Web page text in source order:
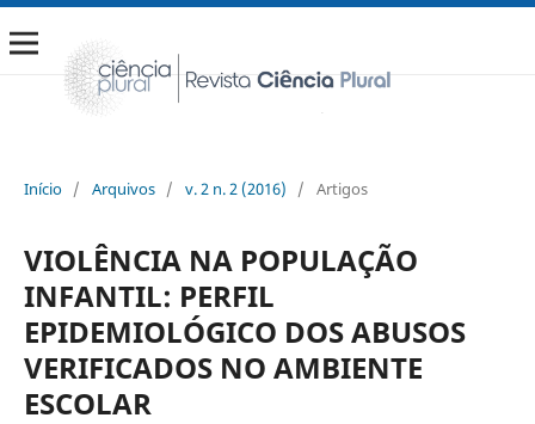
Início / Arquivos / v. 2 n. 2 (2016) / Artigos
VIOLÊNCIA NA POPULAÇÃO
INFANTIL: PERFIL
EPIDEMIOLÓGICO DOS ABUSOS
VERIFICADOS NO AMBIENTE
ESCOLAR